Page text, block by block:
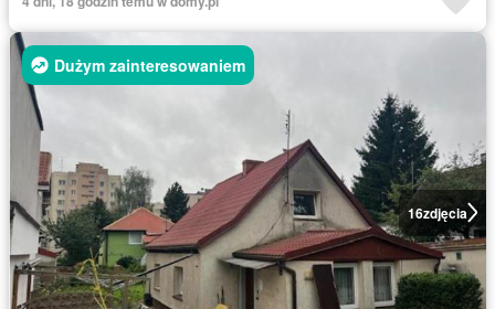
16zdjęcia
Dużym zainteresowaniem